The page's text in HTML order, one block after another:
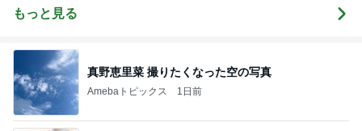
もっと見る
真野恵里菜 撮りたくなった空の写真
Amebaトピックス 1日前